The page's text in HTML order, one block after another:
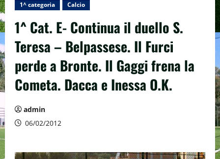
1^ categoria Calcio
1^ Cat. E- Continua il duello S.
Teresa – Belpassese. Il Furci
perde a Bronte. Il Gaggi frena la
Cometa. Dacca e Inessa O.K.
admin
06/02/2012